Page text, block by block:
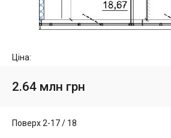
Ціна:
2.64 млн грн
Поверх 2-17 / 18